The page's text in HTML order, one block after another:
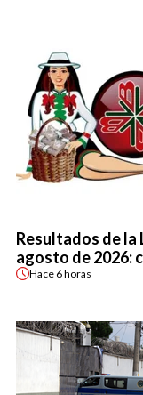
Resultados de la
agosto de 2026:
Hace 6 horas